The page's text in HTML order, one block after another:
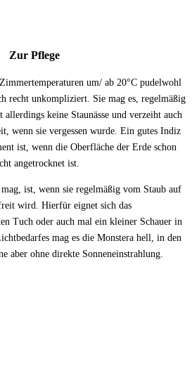
Zur Pflege
um/ ab 20°C pudelwohl
recht unkompliziert. Sie mag es, regelmäßig
allerdings keine Staunässe und verzeiht auch
wenn sie vergessen wurde. Ein gutes Indiz
ist, wenn die Oberfläche der Erde schon
angetrocknet ist.
ist, wenn sie regelmäßig vom Staub auf
wird. Hierfür eignet sich das
Tuch oder auch mal ein kleiner Schauer in
mag es die Monstera hell, in den
aber ohne direkte Sonneneinstrahlung.